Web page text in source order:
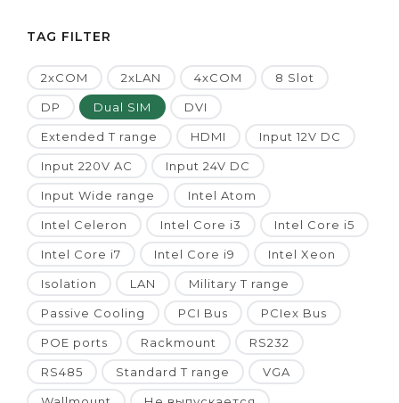
TAG FILTER
2xCOM 2xLAN 4xCOM 8 Slot
DP Dual SIM DVI
Extended T range HDMI Input 12V DC
Input 220V AC Input 24V DC
Input Wide range Intel Atom
Intel Celeron Intel Core i3 Intel Core i5
Intel Core i7 Intel Core i9 Intel Xeon
Isolation LAN Military T range
Passive Cooling PCI Bus PCIex Bus
POE ports Rackmount RS232
RS485 Standard T range VGA